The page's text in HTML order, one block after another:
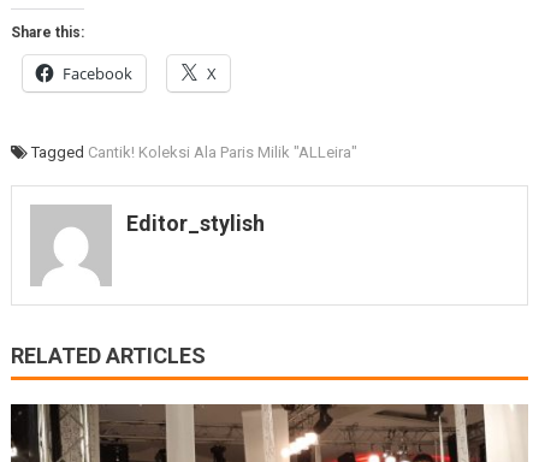
Share this:
Facebook X
Tagged Cantik! Koleksi Ala Paris Milik "ALLeira"
Editor_stylish
RELATED ARTICLES